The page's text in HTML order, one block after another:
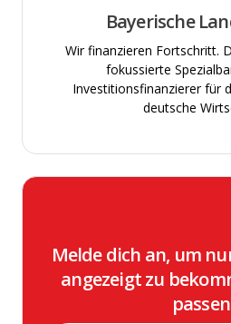
Bayerische
Wir finanzieren Fortschritt.
fokussierte
Investitionsfinanzierer für
deutsche
Melde dich an, um
angezeigt zu